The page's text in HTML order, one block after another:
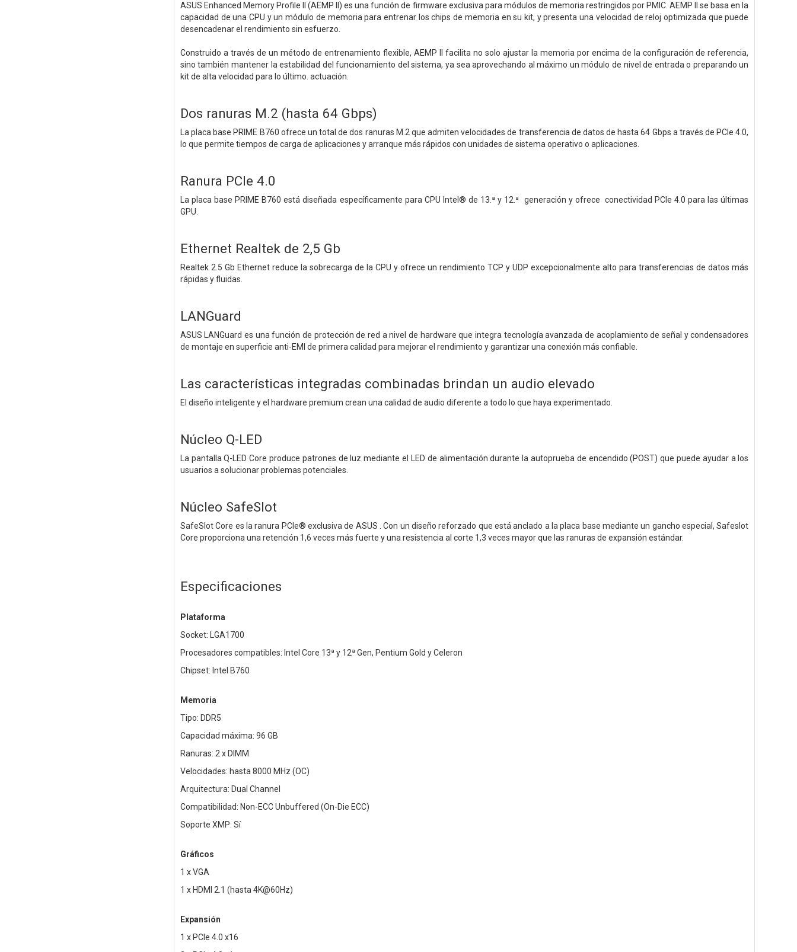
ASUS Enhanced Memory Profile II (AEMP II) es una función de firmware exclusiva para módulos de memoria restringidos por PMIC. AEMP II se basa en la
capacidad de una CPU y un módulo de memoria para entrenar los chips de memoria en su kit, y presenta una velocidad de reloj optimizada que puede
desencadenar el rendimiento sin esfuerzo.
Construido a través de un método de entrenamiento flexible, AEMP II facilita no solo ajustar la memoria por encima de la configuración de referencia,
sino también mantener la estabilidad del funcionamiento del sistema, ya sea aprovechando al máximo un módulo de nivel de entrada o preparando un
kit de alta velocidad para lo último. actuación.
Dos ranuras M.2 (hasta 64 Gbps)
La placa base PRIME B760 ofrece un total de dos ranuras M.2 que admiten velocidades de transferencia de datos de hasta 64 Gbps a través de PCIe 4.0,
lo que permite tiempos de carga de aplicaciones y arranque más rápidos con unidades de sistema operativo o aplicaciones.
Ranura PCIe 4.0
La placa base PRIME B760 está diseñada específicamente para CPU Intel® de 13.ª y 12.ª generación y ofrece conectividad PCIe 4.0 para las últimas
GPU.
Ethernet Realtek de 2,5 Gb
Realtek 2.5 Gb Ethernet reduce la sobrecarga de la CPU y ofrece un rendimiento TCP y UDP excepcionalmente alto para transferencias de datos más
rápidas y fluidas.
LANGuard
ASUS LANGuard es una función de protección de red a nivel de hardware que integra tecnología avanzada de acoplamiento de señal y condensadores
de montaje en superficie anti-EMI de primera calidad para mejorar el rendimiento y garantizar una conexión más confiable.
Las características integradas combinadas brindan un audio elevado
El diseño inteligente y el hardware premium crean una calidad de audio diferente a todo lo que haya experimentado.
Núcleo Q-LED
La pantalla Q-LED Core produce patrones de luz mediante el LED de alimentación durante la autoprueba de encendido (POST) que puede ayudar a los
usuarios a solucionar problemas potenciales.
Núcleo SafeSlot
SafeSlot Core es la ranura PCIe® exclusiva de ASUS . Con un diseño reforzado que está anclado a la placa base mediante un gancho especial, Safeslot
Core proporciona una retención 1,6 veces más fuerte y una resistencia al corte 1,3 veces mayor que las ranuras de expansión estándar.
Especificaciones
Plataforma
Socket: LGA1700
Procesadores compatibles: Intel Core 13ª y 12ª Gen, Pentium Gold y Celeron
Chipset: Intel B760
Memoria
Tipo: DDR5
Capacidad máxima: 96 GB
Ranuras: 2 x DIMM
Velocidades: hasta 8000 MHz (OC)
Arquitectura: Dual Channel
Compatibilidad: Non-ECC Unbuffered (On-Die ECC)
Soporte XMP: Sí
Gráficos
1 x VGA
1 x HDMI 2.1 (hasta 4K@60Hz)
Expansión
1 x PCIe 4.0 x16